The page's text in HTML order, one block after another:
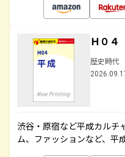
Ｈ０
歴史時代
渋谷・原宿など平成カルチ
ム、ファッションなど、平